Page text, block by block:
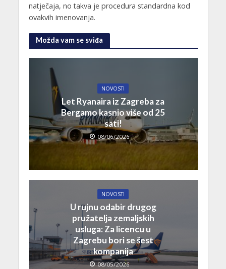
natječaja, no takva je procedura standardna kod
ovakvih imenovanja.
Možda vam se sviđa
NOVOSTI
Let Ryanaira iz Zagreba za
Bergamo kasnio više od 25
sati!
08/06/2026
NOVOSTI
U rujnu odabir drugog
pružatelja zemaljskih
usluga: Za licencu u
Zagrebu bori se šest
kompanija
08/05/2026